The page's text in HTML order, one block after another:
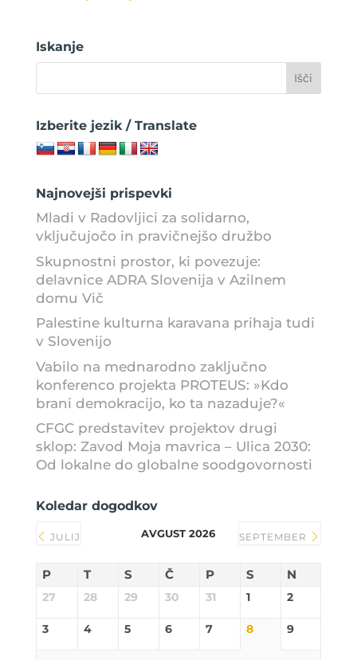
Iskanje
Izberite jezik / Translate
Najnovejši prispevki
Mladi v Radovljici za solidarno,
vključujočo in pravičnejšo družbo
Skupnostni prostor, ki povezuje:
delavnice ADRA Slovenija v Azilnem
domu Vič
Palestine kulturna karavana prihaja tudi
v Slovenijo
Vabilo na mednarodno zaključno
konferenco projekta PROTEUS: »Kdo
brani demokracijo, ko ta nazaduje?«
CFGC predstavitev projektov drugi
sklop: Zavod Moja mavrica – Ulica 2030:
Od lokalne do globalne soodgovornosti
Koledar dogodkov
JULIJ AVGUST 2026 SEPTEMBER
P T S Č P S N
27 28 29 30 31 1 2
3 4 5 6 7 8 9